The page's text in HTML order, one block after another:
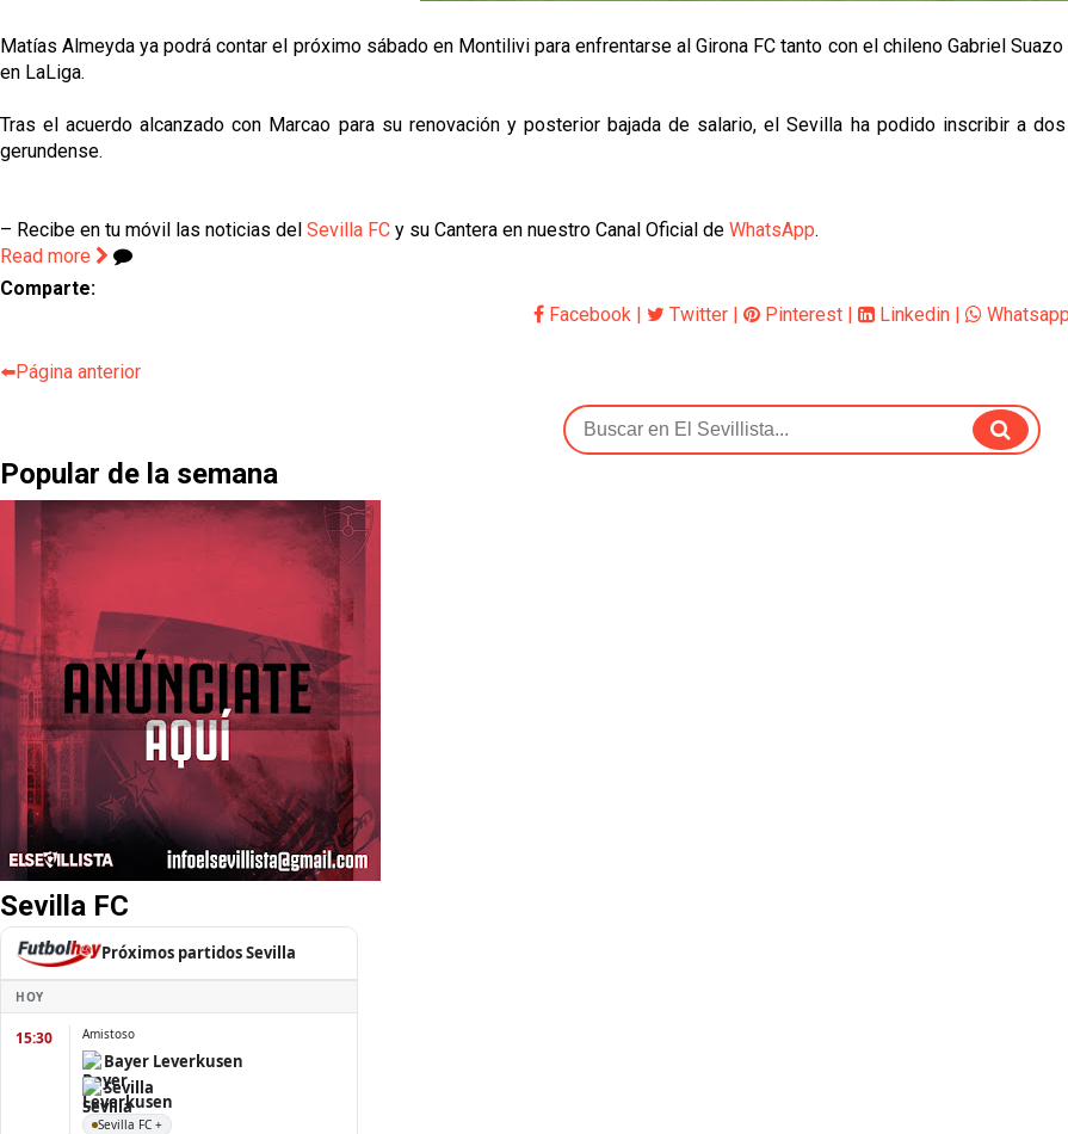
Matías Almeyda ya podrá contar el próximo sábado en Montilivi para enfrentarse al Girona FC tanto con el chileno Gabriel
en LaLiga.
Tras el acuerdo alcanzado con Marcao para su renovación y posterior bajada de salario, el Sevilla ha podido inscribir a
gerundense.
– Recibe en tu móvil las noticias del Sevilla FC y su Cantera en nuestro Canal Oficial de WhatsApp.
Read more
Comparte:
Facebook
Twitter Pinterest Linkedin Whatsapp
⬅️Página anterior
Popular de la semana
Sevilla FC